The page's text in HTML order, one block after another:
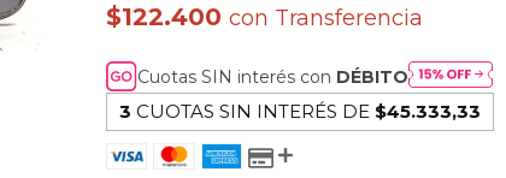
$122.400con Transferencia
Cuotas SIN interés con DÉBITO
3 CUOTAS SIN INTERÉS DE $45.333,33